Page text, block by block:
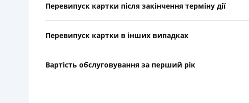
Перевипуск картки після закінчення терміну дії
Перевипуск картки в інших випадках
Вартість обслуговування за перший рік